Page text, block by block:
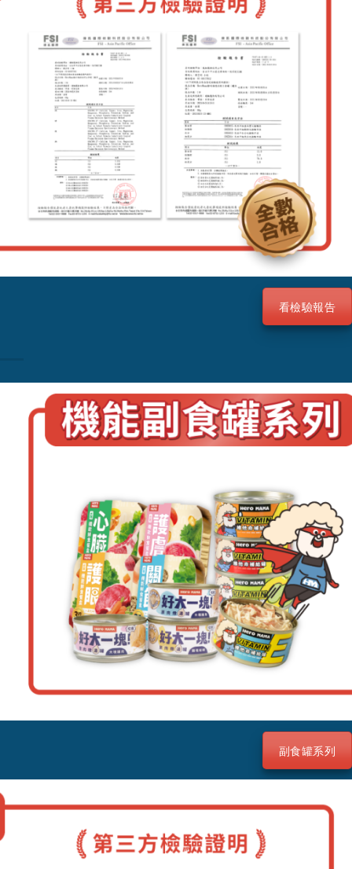
看檢驗報告
副食罐系列